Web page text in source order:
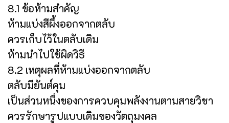
8.1 ข้อห้ามสำคัญ
ห้ามแบ่งสีผึ้งออกจากตลับ
ควรเก็บไว้ในตลับเดิม
ห้ามนำไปใช้ผิดวิธี
8.2 เหตุผลที่ห้ามแบ่งออกจากตลับ
ตลับมียันต์คุม
เป็นส่วนหนึ่งของการควบคุมพลังงานตามสายวิชา
ควรรักษารูปแบบเดิมของวัตถุมงคล